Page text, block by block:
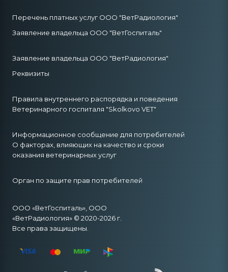
Перечень платных услуг ООО "ВетРадиология"
Заявление владельца ООО "ВетГоспиталь"
Заявление владельца ООО "ВетРадиология"
Реквизиты
Правила внутреннего распорядка и поведения
Ветеринарного госпиталя "Skolkovo VET"
Информационное сообщение для потребителей
О факторах, влияющих на качество и сроки
оказания ветеринарных услуг
Орган по защите прав потребителей
ООО «ВетГоспиталь», ООО
«ВетРадиология» © 2020-2026 г.
Все права защищены.